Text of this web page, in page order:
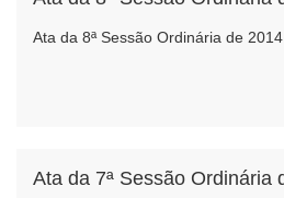
Ata da 8ª Sessão Ordinária de 2014